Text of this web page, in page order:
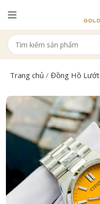
Trang chủ /Đồng Hồ Lướt